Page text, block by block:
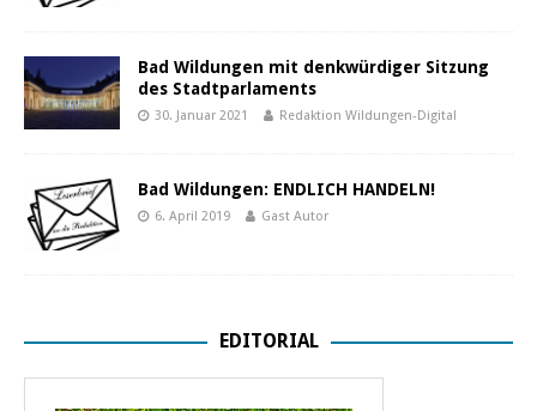
Bad Wildungen mit denkwürdiger Sitzung
des Stadtparlaments
30. Januar 2021 Redaktion Wildungen-Digital
Bad Wildungen: ENDLICH HANDELN!
6. April 2019 Gast Autor
EDITORIAL